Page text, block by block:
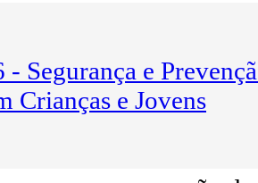
Segurança e
Crianças e Jovens